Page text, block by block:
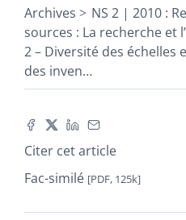
Archives
NS 2 | 2010 :
sources : La recherche et
2 – Diversité des échelles
des inven…
Citer cet article
Fac-similé [PDF, 125k]